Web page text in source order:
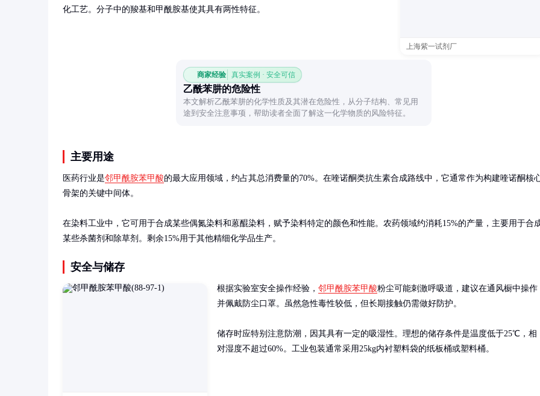
上海紫一试剂厂
化工艺。分子中的羧基和甲酰胺基使其具有两性特征。
商家经验 真实案例 · 安全可信
乙酰苯肼的危险性
本文解析乙酰苯肼的化学性质及其潜在危险性，从分子结构、常见用
途到安全注意事项，帮助读者全面了解这一化学物质的风险特征。
主要用途
医药行业是邻甲酰胺苯甲酸的最大应用领域，约占其总消费量的70%。在喹诺酮类抗生素合成路线中，它通常作为构建喹诺酮核
骨架的关键中间体。
在染料工业中，它可用于合成某些偶氮染料和蒽醌染料，赋予染料特定的颜色和性能。农药领域约消耗15%的产量，主要用于合
某些杀菌剂和除草剂。剩余15%用于其他精细化学品生产。
安全与储存
根据实验室安全操作经验， 邻甲酰胺苯甲酸粉尘可能刺激呼吸道，建议在通风橱中操作
并佩戴防尘口罩。虽然急性毒性较低，但长期接触仍需做好防护。
储存时应特别注意防潮，因其具有一定的吸湿性。理想的储存条件是温度低于25℃，相
对湿度不超过60%。工业包装通常采用25kg内衬塑料袋的纸板桶或塑料桶。